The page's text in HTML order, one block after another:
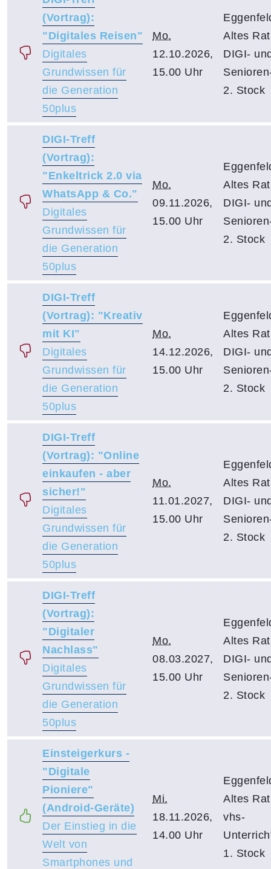
(Vortrag):
"Digitales Reisen"
Digitales
Grundwissen für
die Generation
50plus
Mo.
12.10.2026,
15.00 Uhr
Altes
DIGI-
2. Stock
DIGI-Treff
(Vortrag):
"Enkeltrick 2.0 via
WhatsApp & Co."
Digitales
Grundwissen für
die Generation
50plus
Mo.
09.11.2026,
15.00 Uhr
Altes
DIGI-
2. Stock
DIGI-Treff
(Vortrag): "Kreativ
mit KI"
Digitales
Grundwissen für
die Generation
50plus
Mo.
14.12.2026,
15.00 Uhr
Altes
DIGI-
2. Stock
DIGI-Treff
(Vortrag): "Online
einkaufen - aber
sicher!"
Digitales
Grundwissen für
die Generation
50plus
Mo.
11.01.2027,
15.00 Uhr
Altes
DIGI-
2. Stock
DIGI-Treff
(Vortrag):
"Digitaler
Nachlass"
Digitales
Grundwissen für
die Generation
50plus
Mo.
08.03.2027,
15.00 Uhr
Altes
DIGI-
2. Stock
Einsteigerkurs -
"Digitale
Pioniere"
(Android-Geräte)
Der Einstieg in die
Welt von
Smartphones und
Mi.
18.11.2026,
14.00 Uhr
Altes
vhs-
1. Stock